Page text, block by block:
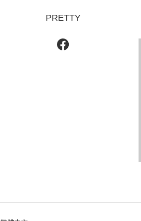
PRETTY